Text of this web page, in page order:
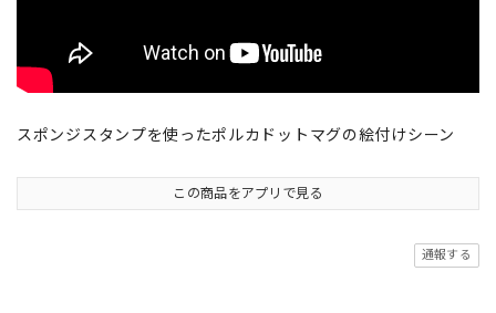
スポンジスタンプを使ったポルカドットマグの絵付けシーン
この商品をアプリで見る
通報する